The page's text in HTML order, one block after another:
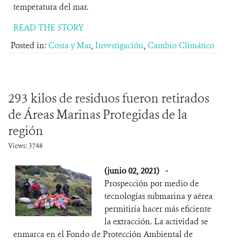
temperatura del mar.
READ THE STORY
Posted in: Costa y Mar, Investigación, Cambio Climático
293 kilos de residuos fueron retirados
de Áreas Marinas Protegidas de la
región
Views: 3748
(junio 02, 2021) -
Prospección por medio de
tecnologías submarina y aérea
permitiría hacer más eficiente
la extracción. La actividad se
enmarca en el Fondo de Protección Ambiental de